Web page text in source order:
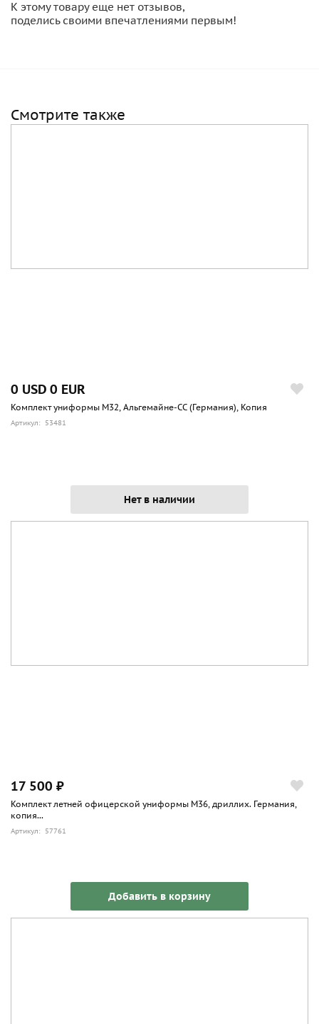
К этому товару еще нет отзывов,
поделись своими впечатлениями первым!
Смотрите также
0 USD 0 EUR
Комплект униформы М32, Альгемайне-СС (Германия), Копия
Артикул: 53481
Нет в наличии
17 500 ₽
Комплект летней офицерской униформы М36, дриллих. Германия,
копия...
Артикул: 57761
Добавить в корзину